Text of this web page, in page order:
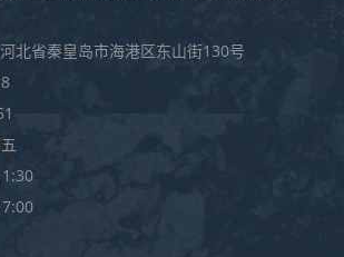
北省秦皇岛市海港区东山街130号